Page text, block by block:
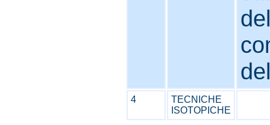
4
TECNICHE
ISOTOPICHE